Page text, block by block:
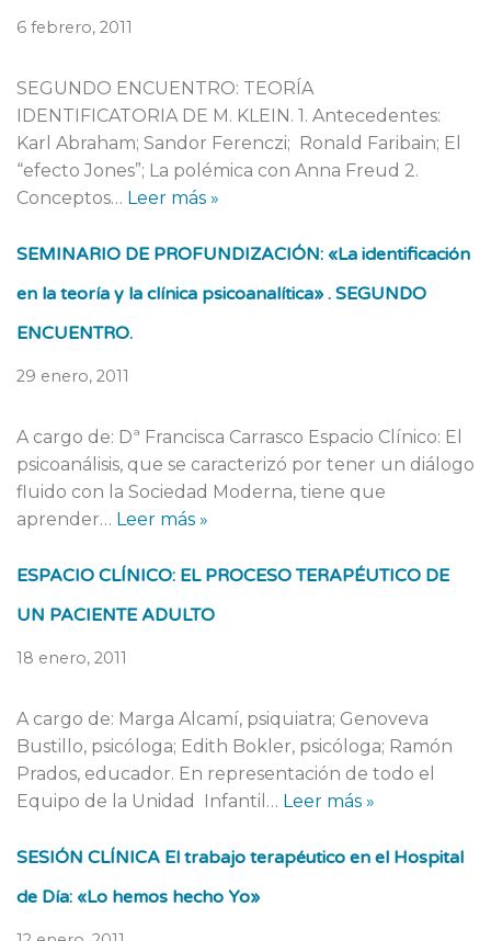
6 febrero, 2011
SEGUNDO ENCUENTRO: TEORÍA
IDENTIFICATORIA DE M. KLEIN. 1. Antecedentes:
Karl Abraham; Sandor Ferenczi; Ronald Faribain; El
“efecto Jones”; La polémica con Anna Freud 2.
Conceptos… Leer más »
SEMINARIO DE PROFUNDIZACIÓN: «La identificación
en la teoría y la clínica psicoanalítica» . SEGUNDO
ENCUENTRO.
29 enero, 2011
A cargo de: Dª Francisca Carrasco Espacio Clínico: El
psicoanálisis, que se caracterizó por tener un diálogo
fluido con la Sociedad Moderna, tiene que
aprender… Leer más »
ESPACIO CLÍNICO: EL PROCESO TERAPÉUTICO DE
UN PACIENTE ADULTO
18 enero, 2011
A cargo de: Marga Alcamí, psiquiatra; Genoveva
Bustillo, psicóloga; Edith Bokler, psicóloga; Ramón
Prados, educador. En representación de todo el
Equipo de la Unidad Infantil… Leer más »
SESIÓN CLÍNICA El trabajo terapéutico en el Hospital
de Día: «Lo hemos hecho Yo»